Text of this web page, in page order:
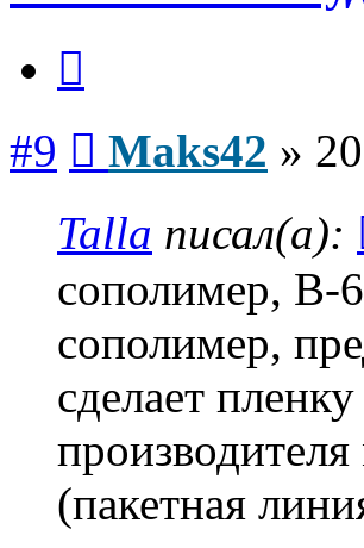
#9 Maks42 »
Talla писал(а):
сополимер, В-
сополимер,
сделает
(пакетная